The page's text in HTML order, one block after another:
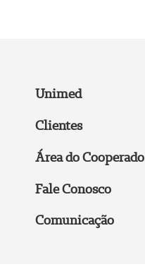
Unimed
Clientes
Área do Cooperado
Fale Conosco
Comunicação